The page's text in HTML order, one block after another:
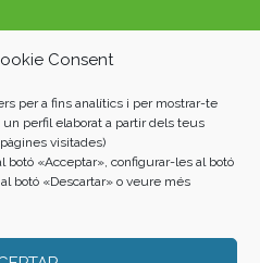
Consent
per a fins analítics i per mostrar-te
perfil elaborat a partir dels teus
visitades)
botó «Acceptar», configurar-les al botó
botó «Descartar» o veure més
Sant Andreu
08030 Barcelona